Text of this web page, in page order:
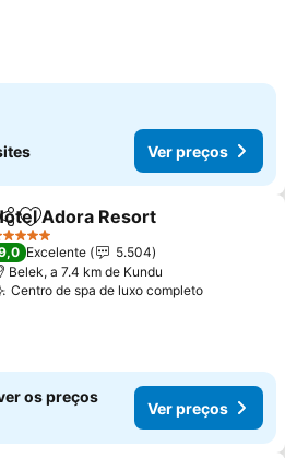
Ver preços
Adicionar aos favoritos
Adora Resort
Estrelas
Excelente
5.504
Belek, a 7.4 km de Kundu
Centro de spa de luxo completoVer
os preços
Ver preços